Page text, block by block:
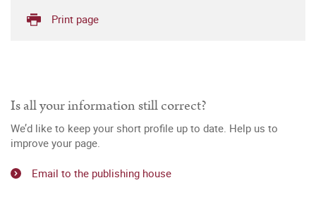
Print page
Is all your information still correct?
We’d like to keep your short profile up to date. Help us to
improve your page.
Email to the publishing house